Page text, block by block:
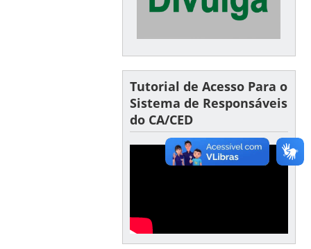
Tutorial de Acesso Para o
Sistema de Responsáveis
do CA/CED